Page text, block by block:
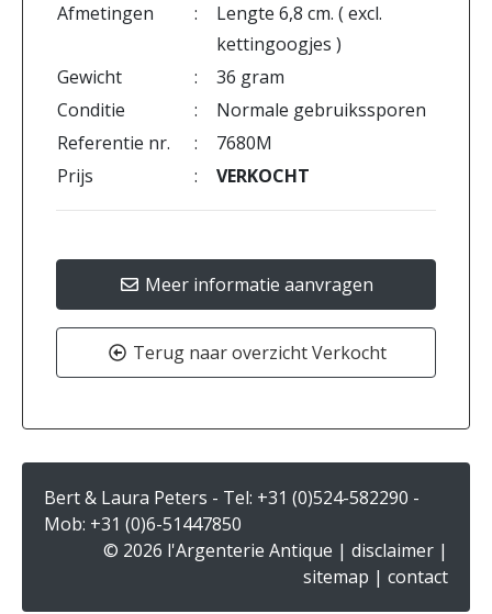
Afmetingen
:
Lengte 6,8 cm. ( excl.
kettingoogjes )
Gewicht
:
36 gram
Conditie
:
Normale gebruikssporen
Referentie nr.
:
7680M
Prijs
: VERKOCHT
Meer informatie aanvragen
Terug naar overzicht Verkocht
Bert & Laura Peters - Tel: +31 (0)524-582290 -
Mob: +31 (0)6-51447850
© 2026 l'Argenterie Antique | disclaimer |
sitemap | contact